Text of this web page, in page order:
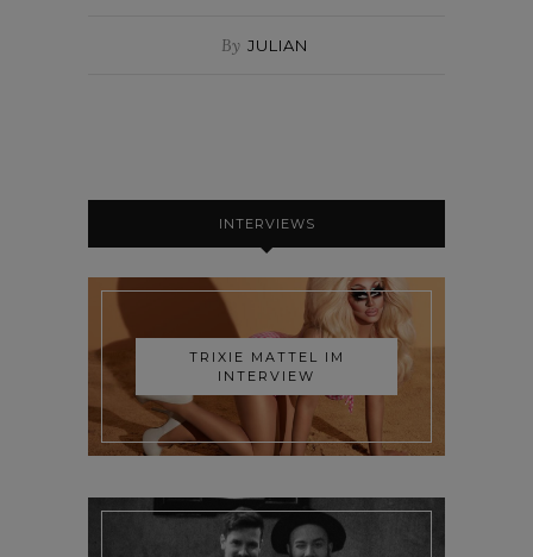
By JULIAN
INTERVIEWS
TRIXIE MATTEL IM
INTERVIEW